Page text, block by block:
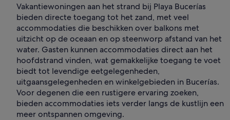
Vakantiewoningen aan het strand bij Playa Bucerías
bieden directe toegang tot het zand, met veel
accommodaties die beschikken over balkons met
uitzicht op de oceaan en op steenworp afstand van het
water. Gasten kunnen accommodaties direct aan het
hoofdstrand vinden, wat gemakkelijke toegang te voet
biedt tot levendige eetgelegenheden,
uitgaansgelegenheden en winkelgebieden in Bucerías.
Voor degenen die een rustigere ervaring zoeken,
bieden accommodaties iets verder langs de kustlijn een
meer ontspannen omgeving.